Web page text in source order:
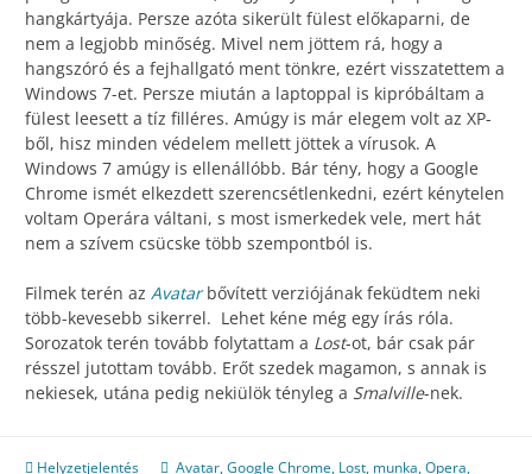
hangkártyája. Persze azóta sikerült fülest előkaparni, de
nem a legjobb minőség. Mivel nem jöttem rá, hogy a
hangszóró és a fejhallgató ment tönkre, ezért visszatettem a
Windows 7-et. Persze miután a laptoppal is kipróbáltam a
fülest leesett a tíz filléres. Amúgy is már elegem volt az XP-
ből, hisz minden védelem mellett jöttek a vírusok. A
Windows 7 amúgy is ellenállóbb. Bár tény, hogy a Google
Chrome ismét elkezdett szerencsétlenkedni, ezért kénytelen
voltam Operára váltani, s most ismerkedek vele, mert hát
nem a szívem csücske több szempontból is.
Filmek terén az Avatar bővített verziójának feküdtem neki
több-kevesebb sikerrel. Lehet kéne még egy írás róla.
Sorozatok terén tovább folytattam a Lost-ot, bár csak pár
résszel jutottam tovább. Erőt szedek magamon, s annak is
nekiesek, utána pedig nekiülök tényleg a Smalville-nek.
Helyzetjelentés Avatar,Google Chrome, Lost, munka,Opera,